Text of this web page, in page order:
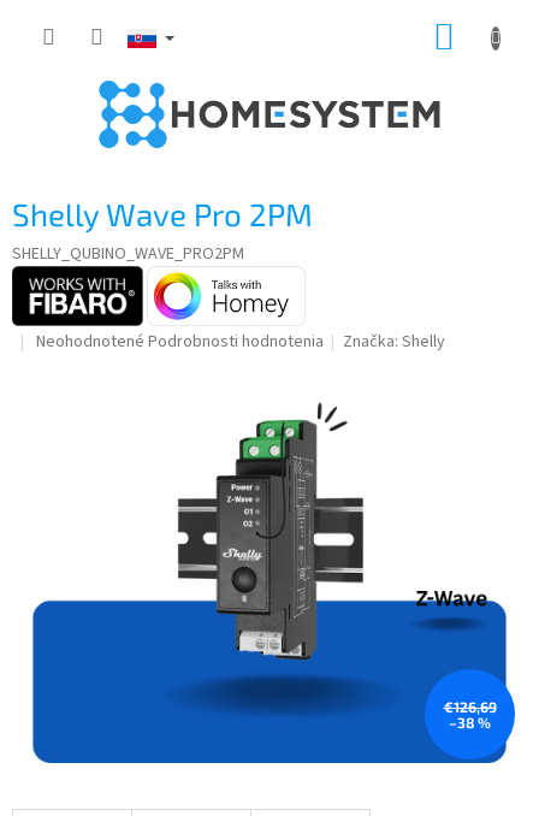
Shelly Wave Pro 2PM
SHELLY_QUBINO_WAVE_PRO2PM
Priemerné
Neohodnotené Podrobnosti hodnotenia Značka:Shelly
€126,69
–38 %